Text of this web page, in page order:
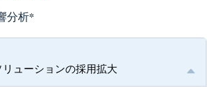
分析*
ューションの採用拡大